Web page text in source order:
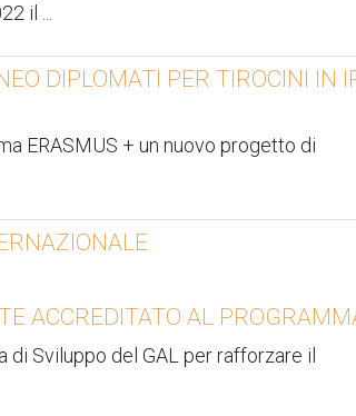
il ...
DIPLOMATI PER TIROCINI IN
ERASMUS + un nuovo progetto di
ACCREDITATO AL
Sviluppo del GAL per rafforzare il